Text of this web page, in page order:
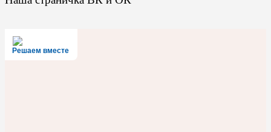
Решаем вместе